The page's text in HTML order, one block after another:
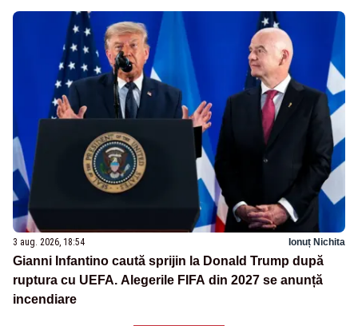
3 aug. 2026, 18:54 Ionuț Nichita
Gianni Infantino caută sprijin la Donald Trump după
ruptura cu UEFA. Alegerile FIFA din 2027 se anunță
incendiare